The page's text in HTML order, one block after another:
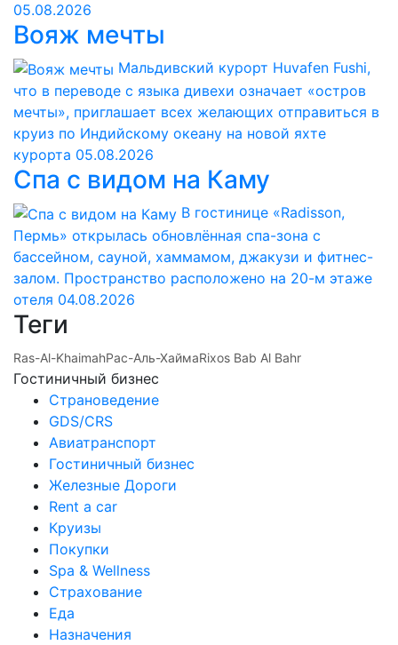
05.08.2026
Вояж мечты
Мальдивский курорт Huvafen Fushi,
что в переводе с языка дивехи означает «остров
мечты», приглашает всех желающих отправиться в
круиз по Индийскому океану на новой яхте
курорта 05.08.2026
Спа с видом на Каму
В гостинице «Radisson,
Пермь» открылась обновлённая спа-зона с
бассейном, сауной, хаммамом, джакузи и фитнес-
залом. Пространство расположено на 20-м этаже
отеля 04.08.2026
Теги
Ras-Al-KhaimahРас-Аль-ХаймаRixos Bab Al Bahr
Гостиничный бизнес
Страноведение
GDS/CRS
Авиатранспорт
Гостиничный бизнес
Железные Дороги
Rent a car
Круизы
Покупки
Spa & Wellness
Страхование
Еда
Назначения